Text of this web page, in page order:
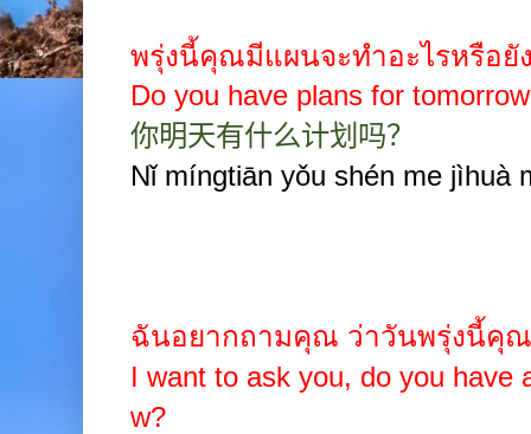
พรุ่งนี้คุณมีแผนจะทำอะไรหรือยั
Do you have plans for
你明天有什么计划吗？
Nǐ míngtiān yǒu shén me jìhuà
ฉันอยากถามคุณ ว่าวันพรุ่งนี้คุณ
I want to ask you, do you have
w?